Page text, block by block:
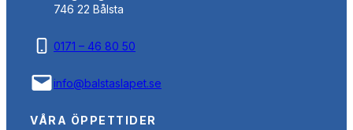
746 22 Bålsta
0171 – 46 80 50
info@balstaslapet.se
VÅRA ÖPPETTIDER